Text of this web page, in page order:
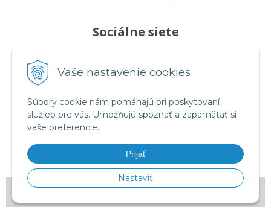
Vaše nastavenie cookies
Súbory cookie nám pomáhajú pri poskytovaní
služieb pre vás. Umožňujú spoznať a zapamätať si
vaše preferencie.
Prijať
Nastaviť
Sociálne siete
instagram.com/rmtes_sk
© 2026 RM tes •tvorba eshopu cez UNIobchod,webhostingspoločnosti